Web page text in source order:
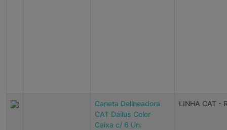
Caneta Delineadora
CAT Dailus Color
Caixa c/ 6 Un.
LINHA CAT -